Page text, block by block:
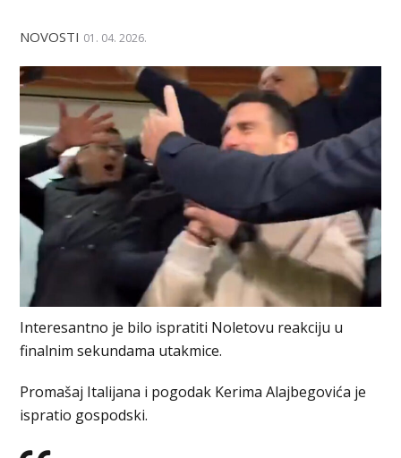
NOVOSTI 01. 04. 2026.
Interesantno je bilo ispratiti Noletovu reakciju u
finalnim sekundama utakmice.
Promašaj Italijana i pogodak Kerima Alajbegovića je
ispratio gospodski.